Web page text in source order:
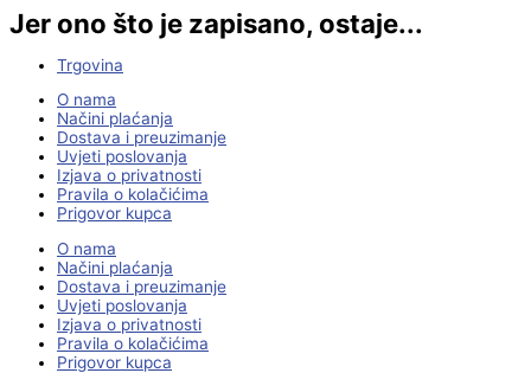
Jer ono što je zapisano, ostaje...
Trgovina
O nama
Načini plaćanja
Dostava i preuzimanje
Uvjeti poslovanja
Izjava o privatnosti
Pravila o kolačićima
Prigovor kupca
O nama
Načini plaćanja
Dostava i preuzimanje
Uvjeti poslovanja
Izjava o privatnosti
Pravila o kolačićima
Prigovor kupca